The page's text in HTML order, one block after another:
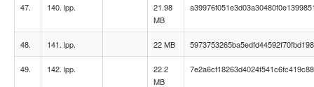
47. 140. lpp.
21.98
MB
48. 141. lpp. 22 MB
49. 142. lpp.
22.2
MB